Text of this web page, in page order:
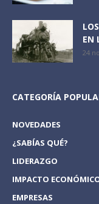
EN
24
CATEGORÍA
NOVEDADES
¿SABÍAS QUÉ?
LIDERAZGO
IMPACTO
EMPRESAS